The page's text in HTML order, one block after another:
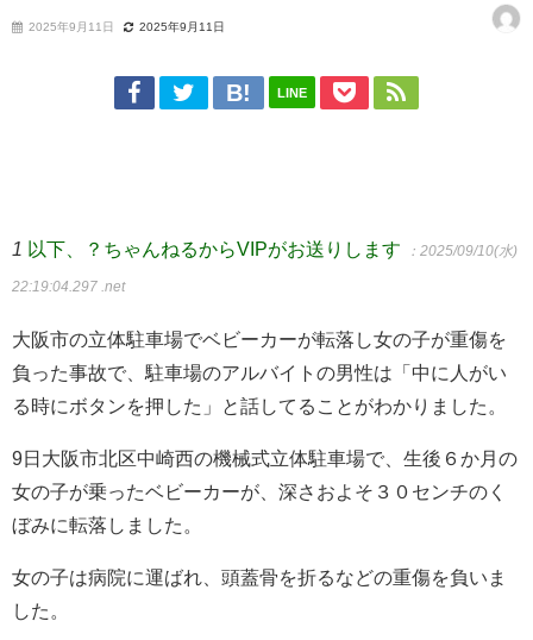
2025年9月11日 2025年9月11日
LINE
1 以下、？ちゃんねるからVIPがお送りします ：2025/09/10(水)
22:19:04.297 .net
大阪市の立体駐車場でベビーカーが転落し女の子が重傷を
負った事故で、駐車場のアルバイトの男性は「中に人がい
る時にボタンを押した」と話してることがわかりました。
9日大阪市北区中崎西の機械式立体駐車場で、生後６か月の
女の子が乗ったベビーカーが、深さおよそ３０センチのく
ぼみに転落しました。
女の子は病院に運ばれ、頭蓋骨を折るなどの重傷を負いま
した。